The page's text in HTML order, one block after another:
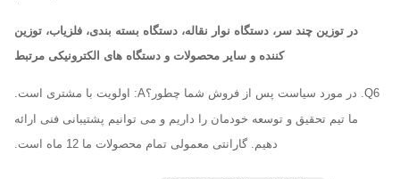
در توزین چند سر، دستگاه نوار نقاله، دستگاه بسته بندی، فلزیاب، توزین
کننده و سایر محصولات و دستگاه های الکترونیکی مرتبط
Q6. در مورد سیاست پس از فروش شما چطور؟
A: اولویت با مشتری است.
ما تیم تحقیق و توسعه خودمان را داریم و می توانیم پشتیبانی فنی ارائه
دهیم. گارانتی معمولی تمام محصولات ما 12 ماه است.